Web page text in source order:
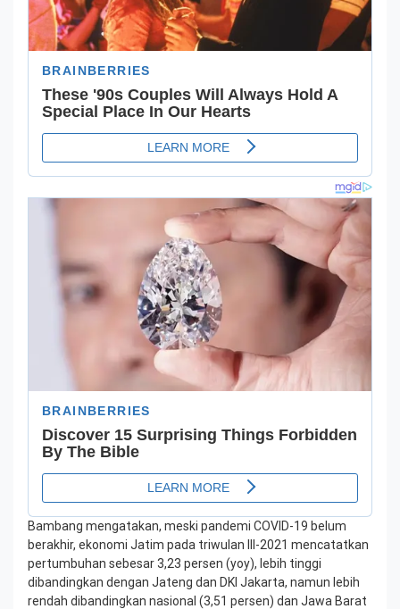
Bambang mengatakan, meski pandemi COVID-19 belum
berakhir, ekonomi Jatim pada triwulan III-2021 mencatatkan
pertumbuhan sebesar 3,23 persen (yoy), lebih tinggi
dibandingkan dengan Jateng dan DKI Jakarta, namun lebih
rendah dibandingkan nasional (3,51 persen) dan Jawa Barat